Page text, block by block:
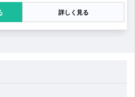
」を最優先に日々業務を行っていますの
備士としてのプライドを持って業務に
ただける職場環境が自慢です。
セス／カーライフステーションは、自動
実現している重要な部門です。
いのもと、約1時間での車検や30分での点
いきます。（作業内容により預かりにな
す）
詳しく見る